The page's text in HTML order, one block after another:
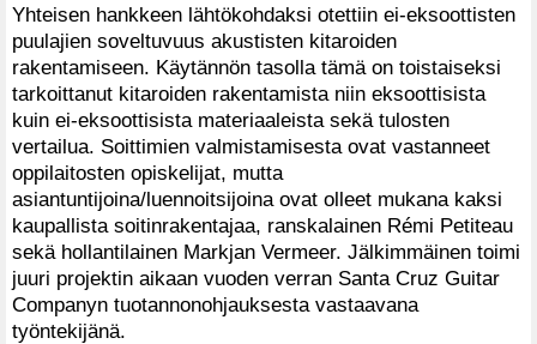
Yhteisen hankkeen lähtökohdaksi otettiin ei-eksoottisten
puulajien soveltuvuus akustisten kitaroiden
rakentamiseen. Käytännön tasolla tämä on toistaiseksi
tarkoittanut kitaroiden rakentamista niin eksoottisista
kuin ei-eksoottisista materiaaleista sekä tulosten
vertailua. Soittimien valmistamisesta ovat vastanneet
oppilaitosten opiskelijat, mutta
asiantuntijoina/luennoitsijoina ovat olleet mukana kaksi
kaupallista soitinrakentajaa, ranskalainen Rémi Petiteau
sekä hollantilainen Markjan Vermeer. Jälkimmäinen toimi
juuri projektin aikaan vuoden verran Santa Cruz Guitar
Companyn tuotannonohjauksesta vastaavana
työntekijänä.